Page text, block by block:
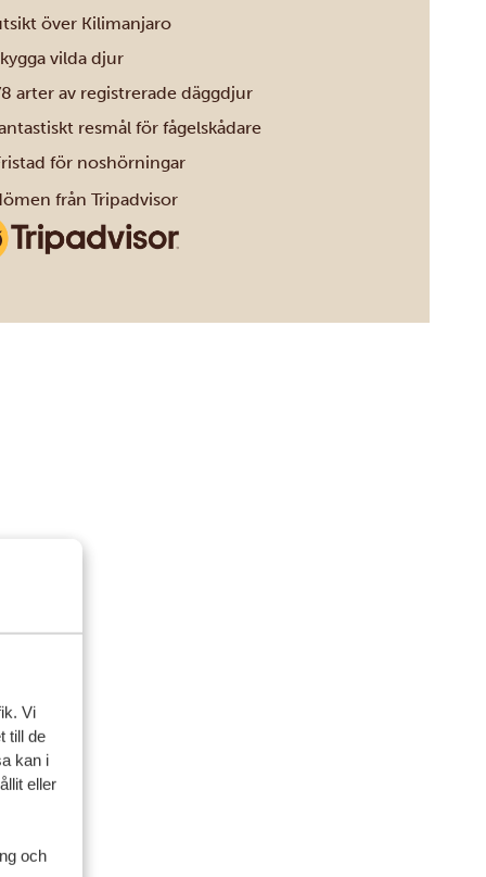
Vi
till de
kan i
eller
och
över Kilimanjaro
vilda djur
arter av registrerade däggdjur
resmål för fågelskådare
för noshörningar
från Tripadvisor